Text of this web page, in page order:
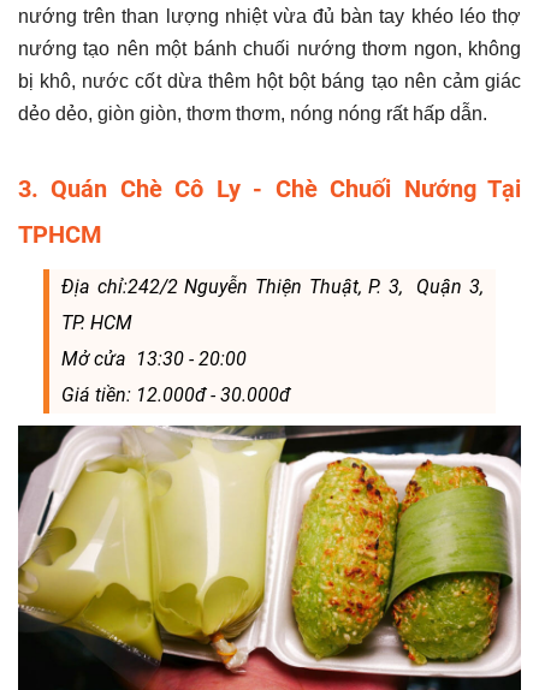
nướng trên than lượng nhiệt vừa đủ bàn tay khéo léo thợ
nướng tạo nên một bánh chuối nướng thơm ngon, không
bị khô, nước cốt dừa thêm hột bột báng tạo nên cảm giác
dẻo dẻo, giòn giòn, thơm thơm, nóng nóng rất hấp dẫn.
3. Quán Chè Cô Ly - Chè Chuối Nướng Tại
TPHCM
Địa chỉ:242/2 Nguyễn Thiện Thuật, P. 3, Quận 3,
TP. HCM
Mở cửa 13:30 - 20:00
Giá tiền: 12.000đ - 30.000đ